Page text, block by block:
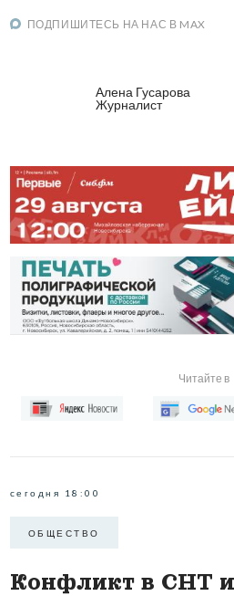
ПОДПИШИТЕСЬ НА НАС В MAX
Алена Гусарова
Журналист
Читайте в
сегодня 18:00
ОБЩЕСТВО
Конфликт в СНТ